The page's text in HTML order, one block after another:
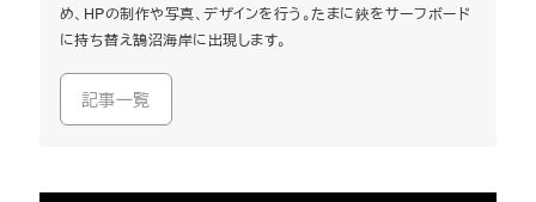
め、HPの制作や写真、デザインを行う。たまに鋏をサーフボード
に持ち替え鵠沼海岸に出現します。
記事一覧